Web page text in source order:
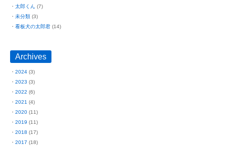
太郎くん (7)
未分類 (3)
看板犬の太郎君 (14)
Archives
2024 (3)
2023 (3)
2022 (6)
2021 (4)
2020 (11)
2019 (11)
2018 (17)
2017 (18)